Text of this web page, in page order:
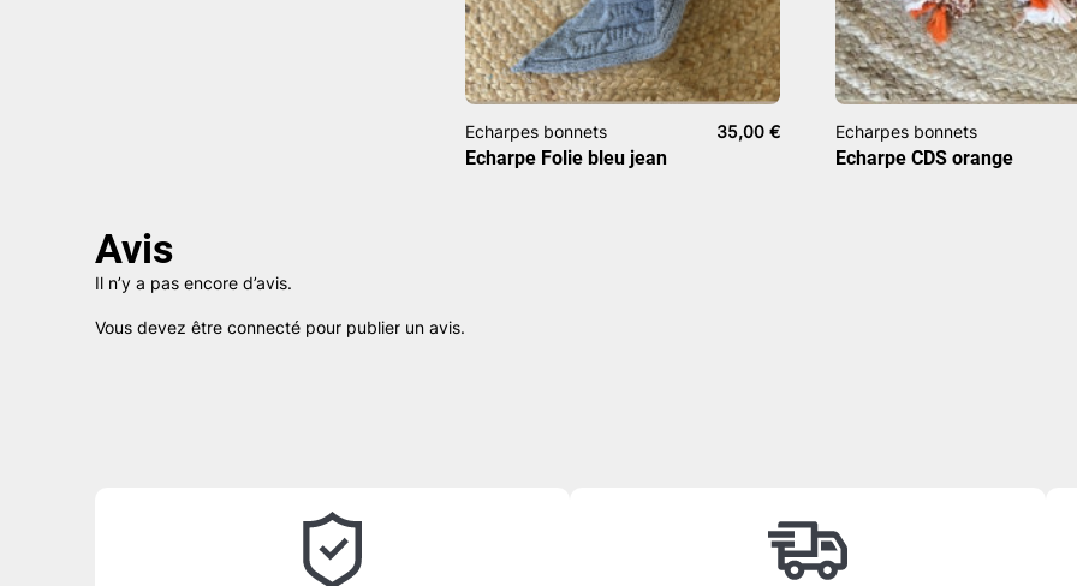
Echarpes bonnets 35,00 €
Echarpe Folie bleu jean
Echarpes bonnets
Echarpe CDS orange
Avis
Il n’y a pas encore d’avis.
Vous devez être connecté pour publier un avis.